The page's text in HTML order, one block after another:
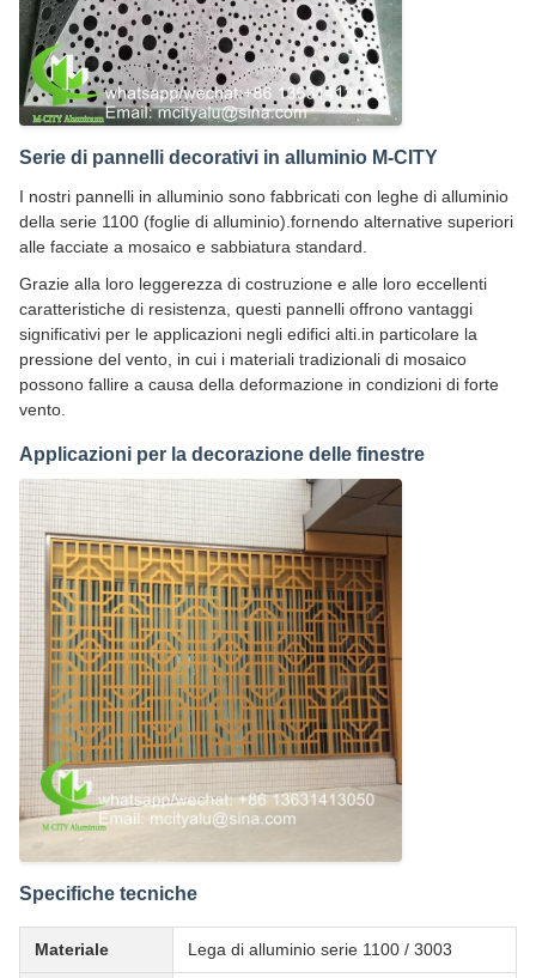
Serie di pannelli decorativi in alluminio M-CITY
I nostri pannelli in alluminio sono fabbricati con leghe di alluminio
della serie 1100 (foglie di alluminio).fornendo alternative superiori
alle facciate a mosaico e sabbiatura standard.
Grazie alla loro leggerezza di costruzione e alle loro eccellenti
caratteristiche di resistenza, questi pannelli offrono vantaggi
significativi per le applicazioni negli edifici alti.in particolare la
pressione del vento, in cui i materiali tradizionali di mosaico
possono fallire a causa della deformazione in condizioni di forte
vento.
Applicazioni per la decorazione delle finestre
Specifiche tecniche
Materiale Lega di alluminio serie 1100 / 3003